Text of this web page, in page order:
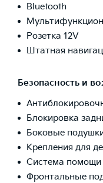
Bluetooth
Розетка 12V
Штатная
Безопасность и
Блокировка
Боковые
Крепления для
Система помощи
Фронтальные